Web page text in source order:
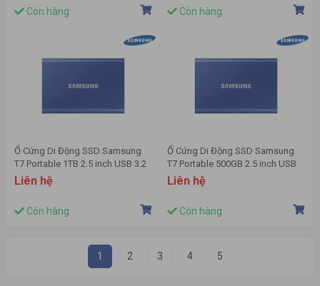
Còn hàng Còn hàng
Ổ Cứng Di Động SSD Samsung
T7 Portable 1TB 2.5 inch USB 3.2
Xanh (Đọc 1050MB/s - Ghi
1000MB/s)-(MU-PC1T0H/WW)
Liên hệ
Còn hàng
Ổ Cứng Di Động SSD Samsung
T7 Portable 500GB 2.5 inch USB
3.2 Xanh (Đọc 1050MB/s - Ghi
1000MB/s)-(MU-PC500H/WW)
Liên hệ
Còn hàng
1 2 3 4 5